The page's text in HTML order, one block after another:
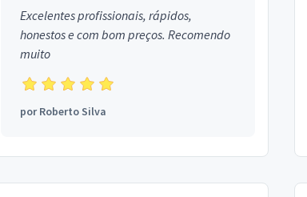
Excelentes profissionais, rápidos,
honestos e com bom preços. Recomendo
muito
porRoberto Silva